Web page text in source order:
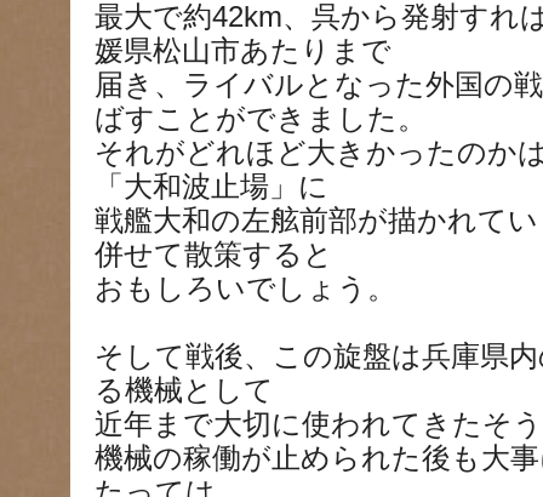
最大で約42km、呉から発射すれ
媛県松山市あたりまで
届き、ライバルとなった外国の
ばすことができました。
それがどれほど大きかったのか
「大和波止場」に
戦艦大和の左舷前部が描かれて
併せて散策すると
おもしろいでしょう。
そして戦後、この旋盤は兵庫県
る機械として
近年まで大切に使われてきたそ
機械の稼働が止められた後も大